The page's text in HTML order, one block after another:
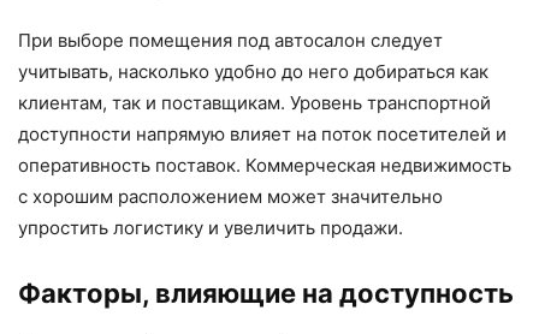
При выборе помещения под автосалон следует
учитывать, насколько удобно до него добираться как
клиентам, так и поставщикам. Уровень транспортной
доступности напрямую влияет на поток посетителей и
оперативность поставок. Коммерческая недвижимость
с хорошим расположением может значительно
упростить логистику и увеличить продажи.
Факторы, влияющие на доступность